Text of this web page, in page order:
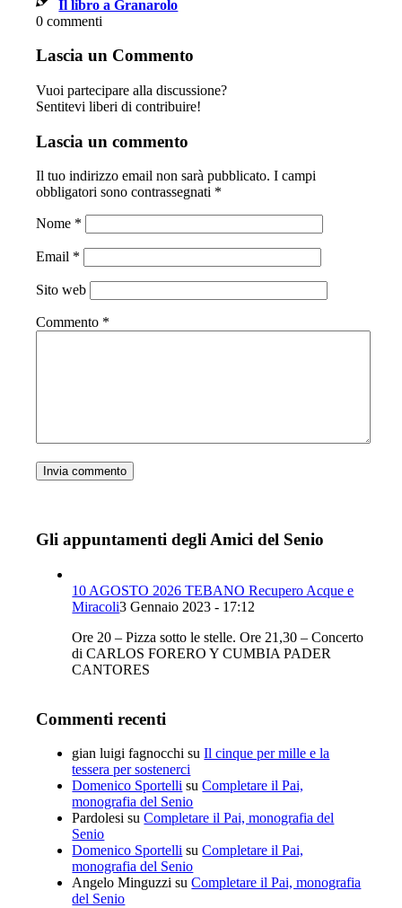
Il libro a Granarolo
0 commenti
Lascia un Commento
Vuoi partecipare alla discussione?
Sentitevi liberi di contribuire!
Lascia un commento
Il tuo indirizzo email non sarà pubblicato. I campi
obbligatori sono contrassegnati *
Nome *
Email *
Sito web
Commento *
Gli appuntamenti degli Amici del Senio
10 AGOSTO 2026 TEBANO Recupero Acque e
Miracoli3 Gennaio 2023 - 17:12
Ore 20 – Pizza sotto le stelle. Ore 21,30 – Concerto
di CARLOS FORERO Y CUMBIA PADER
CANTORES
Commenti recenti
gian luigi fagnocchi suIl cinque per mille e la
tessera per sostenerci
Domenico Sportelli suCompletare il Pai,
monografia del Senio
Pardolesi suCompletare il Pai, monografia del
Senio
Domenico Sportelli suCompletare il Pai,
monografia del Senio
Angelo Minguzzi suCompletare il Pai, monografia
del Senio